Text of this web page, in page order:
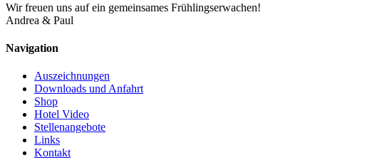
Wir freuen uns auf ein gemeinsames Frühlingserwachen!
Andrea & Paul
Navigation
Auszeichnungen
Downloads und Anfahrt
Shop
Hotel Video
Stellenangebote
Links
Kontakt